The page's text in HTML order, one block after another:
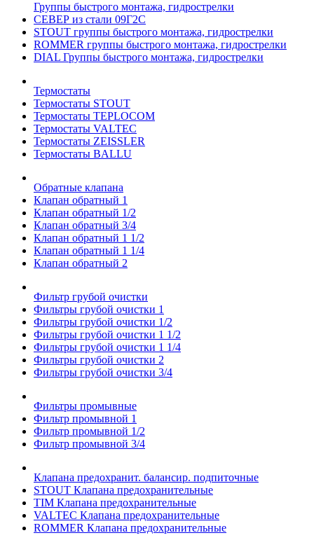
Группы быстрого монтажа, гидрострелки
СЕВЕР из стали 09Г2С
STOUT группы быстрого монтажа, гидрострелки
ROMMER группы быстрого монтажа, гидрострелки
DIAL Группы быстрого монтажа, гидрострелки
Термостаты
Термостаты STOUT
Термостаты TEPLOCOM
Термостаты VALTEC
Термостаты ZEISSLER
Термостаты BALLU
Обратные клапана
Клапан обратный 1
Клапан обратный 1/2
Клапан обратный 3/4
Клапан обратный 1 1/2
Клапан обратный 1 1/4
Клапан обратный 2
Фильтр грубой очистки
Фильтры грубой очистки 1
Фильтры грубой очистки 1/2
Фильтры грубой очистки 1 1/2
Фильтры грубой очистки 1 1/4
Фильтры грубой очистки 2
Фильтры грубой очистки 3/4
Фильтры промывные
Фильтр промывной 1
Фильтр промывной 1/2
Фильтр промывной 3/4
Клапана предохранит. балансир. подпиточные
STOUT Клапана предохранительные
TIM Клапана предохранительные
VALTEC Клапана предохранительные
ROMMER Клапана предохранительные